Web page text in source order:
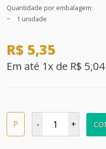
Quantidade por embalagem:
~ 1 unidade
R$ 5,35
Em até 1x de R$ 5,04
P - +